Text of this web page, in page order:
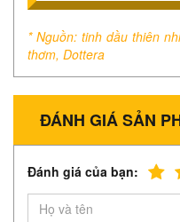
* Nguồn: tinh dầu thiên
thơm, Dottera
ĐÁNH GIÁ SẢN
Đánh giá của bạn: